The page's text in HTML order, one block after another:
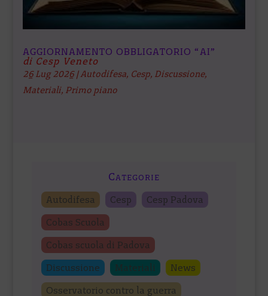
AGGIORNAMENTO OBBLIGATORIO “AI”
di Cesp Veneto
26 Lug 2026|Autodifesa, Cesp, Discussione,
Materiali, Primo piano
Categorie
Autodifesa Cesp
Cesp Padova
Cobas Scuola
Cobas scuola di Padova
Discussione
Materiali
News
Osservatorio contro la guerra